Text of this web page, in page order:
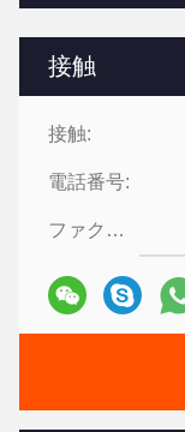
接触
接触:
電話番号:
ファクシミリ: